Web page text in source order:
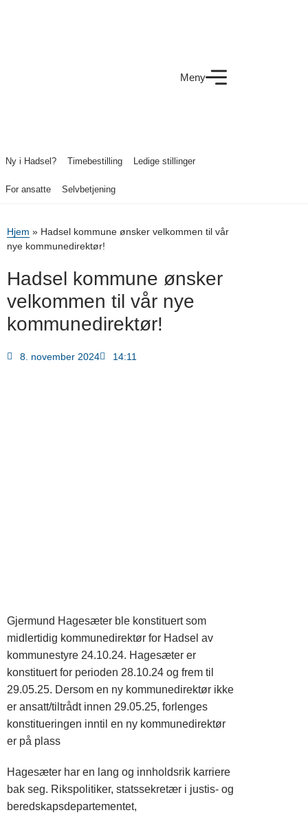
Meny
Ny i Hadsel? Timebestilling Ledige stillinger
For ansatte Selvbetjening
Hjem » Hadsel kommune ønsker velkommen til vår
nye kommunedirektør!
Hadsel kommune ønsker
velkommen til vår nye
kommunedirektør!
8. november 2024 14:11
Gjermund Hagesæter ble konstituert som
midlertidig kommunedirektør for Hadsel av
kommunestyre 24.10.24. Hagesæter er
konstituert for perioden 28.10.24 og frem til
29.05.25. Dersom en ny kommunedirektør ikke
er ansatt/tiltrådt innen 29.05.25, forlenges
konstitueringen inntil en ny kommunedirektør
er på plass
Hagesæter har en lang og innholdsrik karriere
bak seg. Rikspolitiker, statssekretær i justis- og
beredskapsdepartementet,